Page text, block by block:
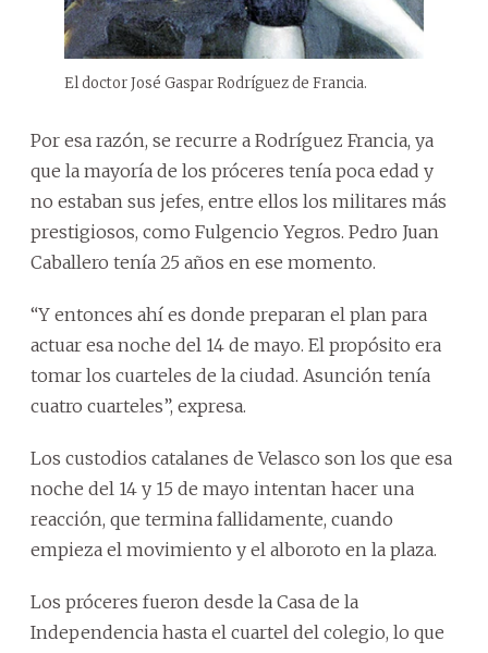
El doctor José Gaspar Rodríguez de Francia.
Por esa razón, se recurre a Rodríguez Francia, ya
que la mayoría de los próceres tenía poca edad y
no estaban sus jefes, entre ellos los militares más
prestigiosos, como Fulgencio Yegros. Pedro Juan
Caballero tenía 25 años en ese momento.
“Y entonces ahí es donde preparan el plan para
actuar esa noche del 14 de mayo. El propósito era
tomar los cuarteles de la ciudad. Asunción tenía
cuatro cuarteles”, expresa.
Los custodios catalanes de Velasco son los que esa
noche del 14 y 15 de mayo intentan hacer una
reacción, que termina fallidamente, cuando
empieza el movimiento y el alboroto en la plaza.
Los próceres fueron desde la Casa de la
Independencia hasta el cuartel del colegio, lo que